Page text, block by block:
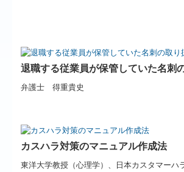
退職する従業員が保管していた名刺
弁護士 得重貴史
カスハラ対策のマニュアル作成法
東洋大学教授（心理学）、日本カスタマーハ